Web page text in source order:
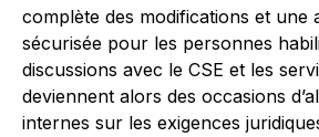
complète des modifications et une
sécurisée pour les personnes
discussions avec le CSE et les
deviennent alors des occasions
internes sur les exigences